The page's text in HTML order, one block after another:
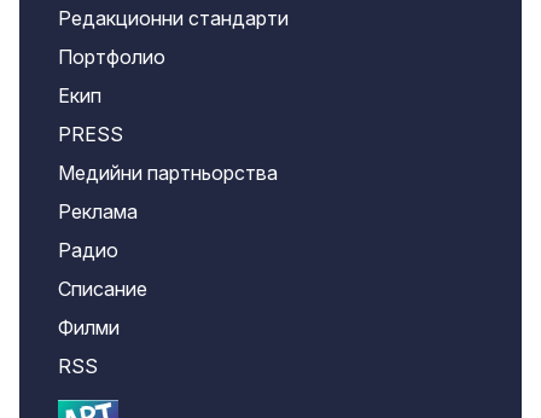
Редакционни стандарти
Портфолио
Екип
PRESS
Медийни партньорства
Реклама
Радио
Списание
Филми
RSS